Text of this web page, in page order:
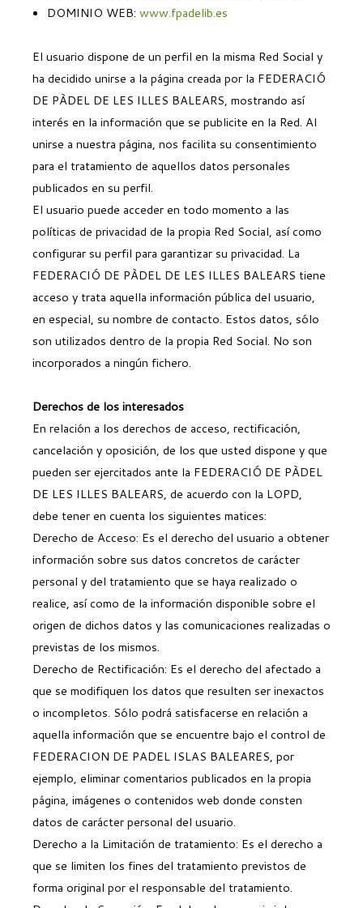
DOMINIO WEB: www.fpadelib.es
El usuario dispone de un perfil en la misma Red Social y
ha decidido unirse a la página creada por la FEDERACIÓ
DE PÀDEL DE LES ILLES BALEARS, mostrando así
interés en la información que se publicite en la Red. Al
unirse a nuestra página, nos facilita su consentimiento
para el tratamiento de aquellos datos personales
publicados en su perfil.
El usuario puede acceder en todo momento a las
políticas de privacidad de la propia Red Social, así como
configurar su perfil para garantizar su privacidad. La
FEDERACIÓ DE PÀDEL DE LES ILLES BALEARS tiene
acceso y trata aquella información pública del usuario,
en especial, su nombre de contacto. Estos datos, sólo
son utilizados dentro de la propia Red Social. No son
incorporados a ningún fichero.
Derechos de los interesados
En relación a los derechos de acceso, rectificación,
cancelación y oposición, de los que usted dispone y que
pueden ser ejercitados ante la FEDERACIÓ DE PÀDEL
DE LES ILLES BALEARS, de acuerdo con la LOPD,
debe tener en cuenta los siguientes matices:
Derecho de Acceso: Es el derecho del usuario a obtener
información sobre sus datos concretos de carácter
personal y del tratamiento que se haya realizado o
realice, así como de la información disponible sobre el
origen de dichos datos y las comunicaciones realizadas o
previstas de los mismos.
Derecho de Rectificación: Es el derecho del afectado a
que se modifiquen los datos que resulten ser inexactos
o incompletos. Sólo podrá satisfacerse en relación a
aquella información que se encuentre bajo el control de
FEDERACION DE PADEL ISLAS BALEARES, por
ejemplo, eliminar comentarios publicados en la propia
página, imágenes o contenidos web donde consten
datos de carácter personal del usuario.
Derecho a la Limitación de tratamiento: Es el derecho a
que se limiten los fines del tratamiento previstos de
forma original por el responsable del tratamiento.